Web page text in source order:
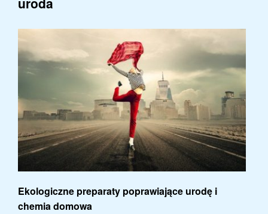
Ekologiczne preparaty poprawiające urodę i
chemia domowa